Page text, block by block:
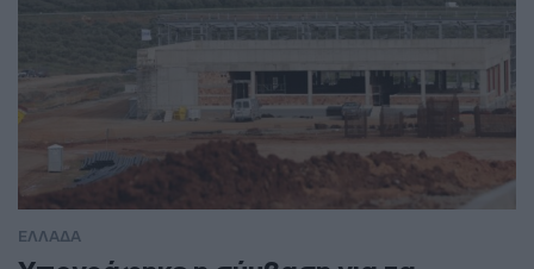
ΕΛΛΑΔΑ